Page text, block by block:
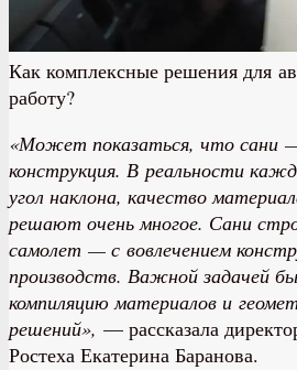
Как комплексные решения для
работу?
«Может показаться, что сани
конструкция. В реальности
угол наклона, качество
решают очень многое. Сани
самолет — с вовлечением
производств. Важной задачей
компиляцию материалов и
решений», — рассказала
Ростеха Екатерина Баранова.